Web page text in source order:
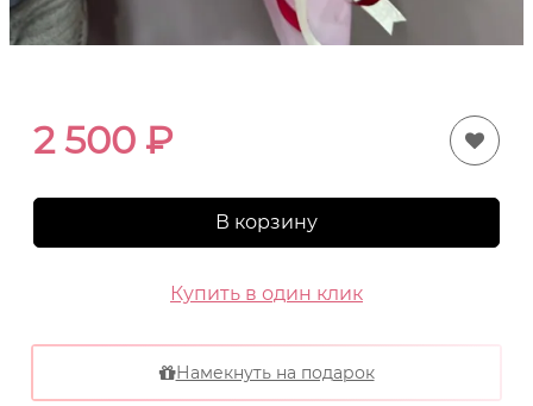
2 500 ₽
В корзину
Купить в один клик
Намекнуть на подарок